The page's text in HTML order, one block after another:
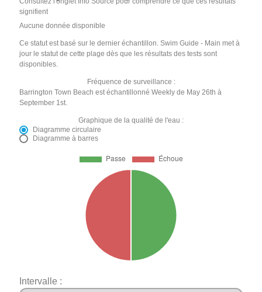
signifient
Aucune donnée disponible
Ce statut est basé sur le dernier échantillon. Swim Guide - Main met à
jour le statut de cette plage dès que les résultats des tests sont
disponibles.
Fréquence de surveillance :
Barrington Town Beach est échantillonné Weekly de May 26th à
September 1st.
Graphique de la qualité de l'eau :
Diagramme circulaire
Diagramme à barres
Intervalle :